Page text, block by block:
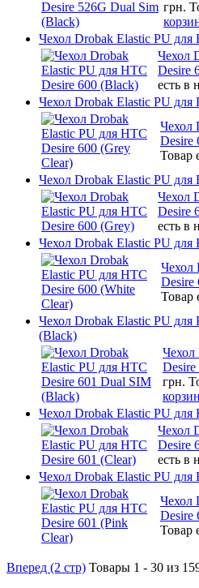
грн.
Чехол Drobak Elastic PU
Чехол
Desire
есть в
Чехол Drobak Elastic PU
Чехол
Desire
Товар
Чехол Drobak Elastic PU для
Чехол
Desire
есть в
Чехол Drobak Elastic PU
Чехол
Desire
Товар
Чехол Drobak Elastic PU
(Black)
Чехол
грн.
Чехол Drobak Elastic PU для
Чехол
Desire
есть в
Чехол Drobak Elastic PU
Чехол
Desire
Товар
Вперед (2 стр) Товары 1 - 30 из